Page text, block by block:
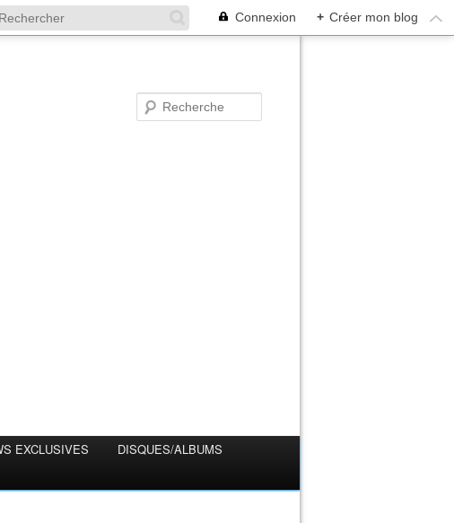
Connexion + Créer mon blog
EXCLUSIVES
DISQUES/ALBUMS